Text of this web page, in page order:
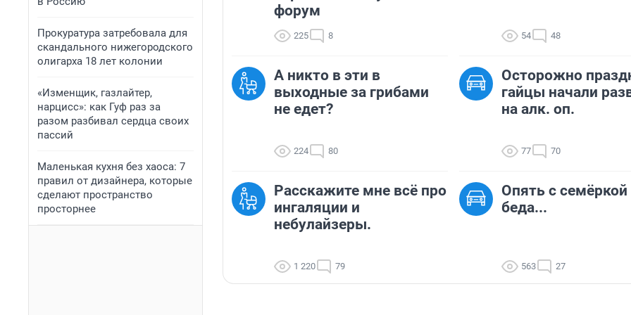
Прокуратура затребовала для
скандального нижегородского
олигарха 18 лет колонии
«Изменщик, газлайтер,
нарцисс»: как Гуф раз за
разом разбивал сердца своих
пассий
Маленькая кухня без хаоса: 7
правил от дизайнера, которые
сделают пространство
просторнее
форум
225 8 54 48
А никто в эти в
выходные за грибами
не едет?
224 80
Осторожно
гайцы начали
на алк. оп.
77 70
Расскажите мне всё про
ингаляции и
небулайзеры.
1 220 79
Опять с семёркой
беда...
563 27